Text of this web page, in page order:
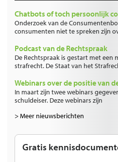
Chatbots of toch persoonlijk
Onderzoek van de
consumenten niet te spreken zijn
Podcast van de Rechtspraak
De Rechtspraak is gestart met een
strafrecht. De Staat van het
Webinars over de positie van
In maart zijn twee webinars
schuldeiser. Deze webinars zijn
> Meer nieuwsberichten
Gratis